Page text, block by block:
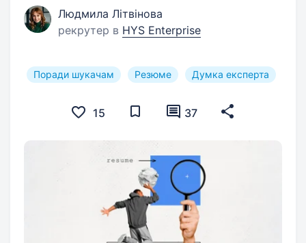
Людмила Літвінова
рекрутер в HYS Enterprise
Поради шукачам Резюме Думка експерта
15 37